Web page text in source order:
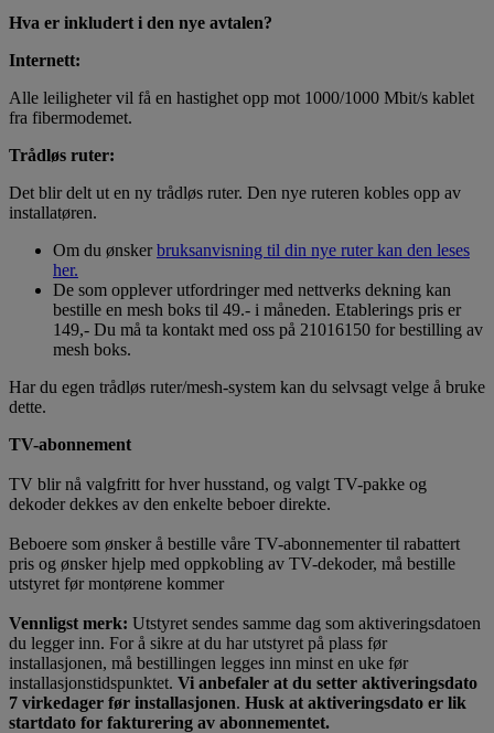
Hva er inkludert i den nye avtalen?
Internett:
Alle leiligheter vil få en hastighet opp mot 1000/1000 Mbit/s kablet
fra fibermodemet.
Trådløs ruter:
Det blir delt ut en ny trådløs ruter. Den nye ruteren kobles opp av
installatøren.
Om du ønskerbruksanvisning til din nye ruter kan den leses
her.
De som opplever utfordringer med nettverks dekning kan
bestille en mesh boks til 49.- i måneden. Etablerings pris er
149,- Du må ta kontakt med oss på 21016150 for bestilling av
mesh boks.
Har du egen trådløs ruter/mesh-system kan du selvsagt velge å bruke
dette.
TV-abonnement
TV blir nå valgfritt for hver husstand, og valgt TV-pakke og
dekoder dekkes av den enkelte beboer direkte.
Beboere som ønsker å bestille våre TV-abonnementer til rabattert
pris og ønsker hjelp med oppkobling av TV-dekoder, må bestille
utstyret før montørene kommer
Vennligst merk: Utstyret sendes samme dag som aktiveringsdatoen
du legger inn. For å sikre at du har utstyret på plass før
installasjonen, må bestillingen legges inn minst en uke før
installasjonstidspunktet. Vi anbefaler at du setter aktiveringsdato
7 virkedager før installasjonen. Husk at aktiveringsdato er lik
startdato for fakturering av abonnementet.